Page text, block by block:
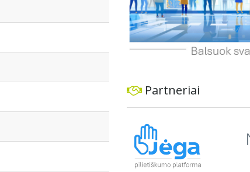
Partneriai